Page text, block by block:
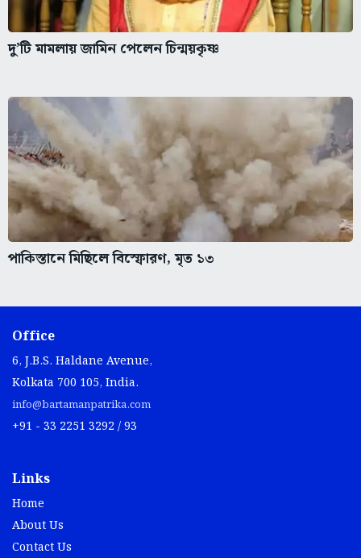
দু’টি মামলায় জামিন পেলেন চিন্ময়কৃষ্ণ
পাকিস্তানে মিছিলে বিস্ফোরণ, মৃত ১৩
Office
6, J.B.S. Haldane Avenue,
Kolkata 700 105, India.
info@bartamanpatrika.com
+91 - 33 2251 3292 / 93
Links
Home
About Us
Contact Us